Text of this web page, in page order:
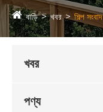
বাড়ি খবর শিল্প সংবাদ
খবর
পণ্য